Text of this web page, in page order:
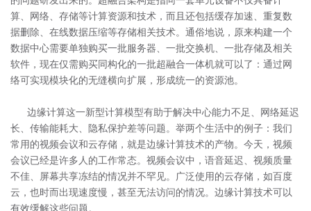
算、网络、存储等计算资源和技术，而且还包括缓存加速、重复数
据删除、在线数据压缩等存储相关技术。通俗地说，原来构建一个
数据中心需要单独购买一批服务器、一批交换机、一批存储及相关
软件，现在仅需购买同构化的一批超融合一体机就可以了：通过网
络可实现模块化的无缝横向扩展，形成统一的资源池。
边缘计算这一新型计算模型有助于解决中心能力不足、网络延迟
长、传输能耗大、隐私保护差等问题。举两个生活中的例子：我们
常用的视频会议和云存储，就是边缘计算技术的产物。今天，视频
会议已经是许多人的工作常态。视频会议中，语音延迟、视频质量
不佳、屏幕共享冻结的情况并不罕见。广泛使用的云存储，如百度
云，也时而出现速度慢，甚至无法访问的情况。边缘计算技术可以
有效缓解这些问题。